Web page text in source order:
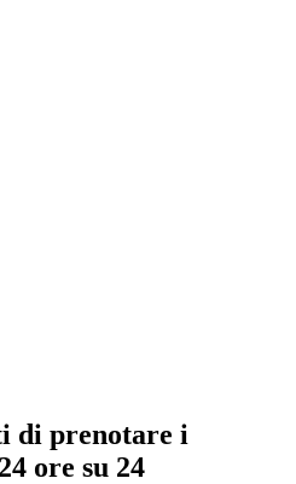
di prenotare i
ore su 24